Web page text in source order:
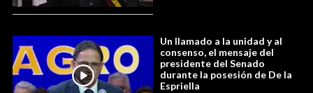
Un llamado a la unidad y al
consenso, el mensaje del
presidente del Senado
durante la posesión de De la
Espriella